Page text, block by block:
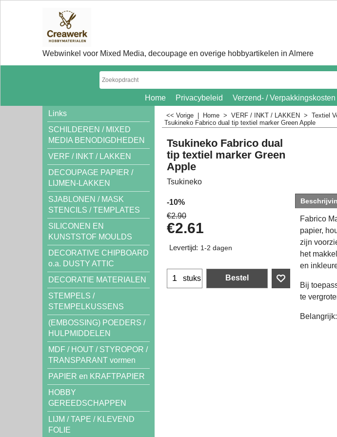
Webwinkel voor Mixed Media, decoupage en overige hobbyartikelen in Almere
Home Privacybeleid Verzend- / Verpakkingskosten
Links
SCHILDEREN / MIXED
MEDIA BENODIGDHEDEN
VERF / INKT / LAKKEN
DECOUPAGE PAPIER /
LIJMEN-LAKKEN
SJABLONEN / MASK
STENCILS / TEMPLATES
SILICONEN EN
KUNSTSTOF MOULDS
DECORATIVE CHIPBOARD
o.a. DUSTY ATTIC
DECORATIE MATERIALEN
STEMPELS /
STEMPELKUSSENS
(EMBOSSING) POEDERS /
HULPMIDDELEN
MDF / HOUT / STYROPOR /
TRANSPARANT vormen
PAPIER en KRAFTPAPIER
HOBBY
GEREEDSCHAPPEN
LIJM / TAPE / KLEVEND
FOLIE
<< Vorige Home > VERF / INKT / LAKKEN > Textiel
Tsukineko Fabrico dual tip textiel marker Green Apple
Tsukineko Fabrico dual
tip textiel marker Green
Apple
Tsukineko
-10%
€2.90
€2.61
Levertijd: 1-2 dagen
stuks Bestel
Fabrico
papier,
zijn
het
en
Bij
te